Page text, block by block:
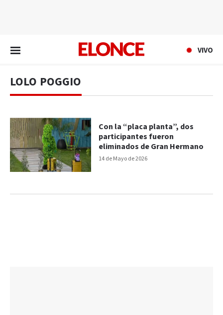
VIVO
LOLO POGGIO
14 de Mayo de 2026
Con la “placa planta”, dos
participantes fueron
eliminados de Gran Hermano